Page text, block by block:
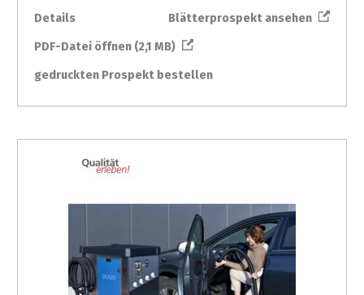
Details
Blätterprospekt ansehen
PDF-Datei öffnen (2,1 MB)
gedruckten Prospekt bestellen